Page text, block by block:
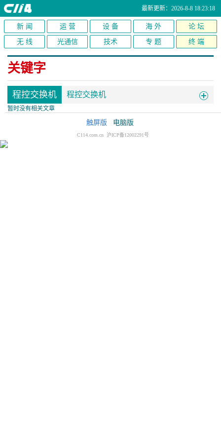
最新更新：2026-8-8 18:23:18
新 闻 运 营 设 备 海 外 论 坛
无 线 光通信 技术 专 题 终 端
关键字
程控交换机 程控交换机
暂时没有相关文章
触屏版 电脑版
C114.com.cn 沪ICP备12002291号